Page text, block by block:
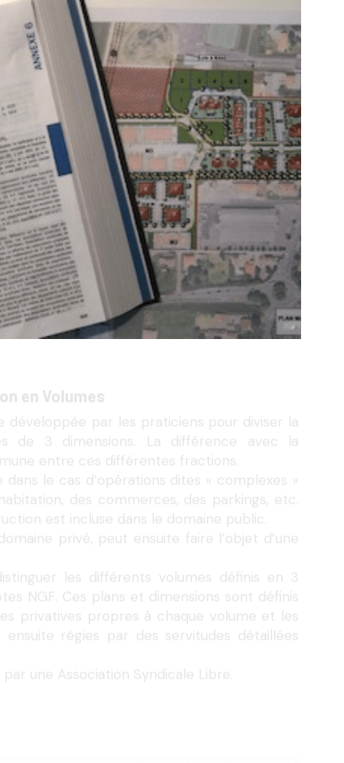
par les praticiens pour diviser la
de 3 dimensions. La différence avec la
entre ces différentes fractions.
le cas d’opérations dites « complexes »
des commerces, des parkings, etc.
est incluse dans le domaine public.
privé, peut ensuite faire l’objet d’une
les différents volumes définis en 3
NGF. Ces plans et dimensions sont définis
privatives propres à chaque volume et les
régies par des servitudes détaillées
une Association Syndicale Libre.